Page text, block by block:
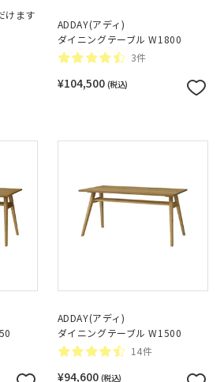
けます
ADDAY(アディ)
ダイニングテーブル W1800
3件
¥104,500 (税込)
ADDAY(アディ)
ダイニングテーブル W1500
14件
¥94,600 (税込)